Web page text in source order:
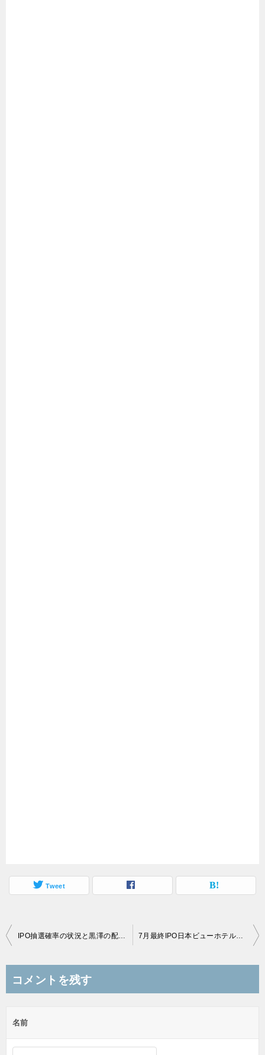
Tweet
投
ビ
ー
シ
IPO抽選確率の状況と黒澤の配分データに関して 7月最終IPO日本ビューホテルのスタンスは強弱分かれる？
コメントを残す
名前